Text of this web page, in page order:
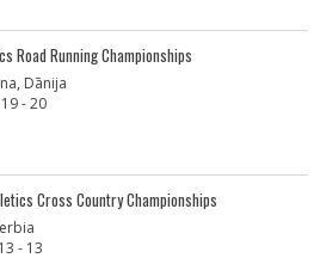
Road Running Championships
Dānija
- 20
Cross Country Championships
- 13